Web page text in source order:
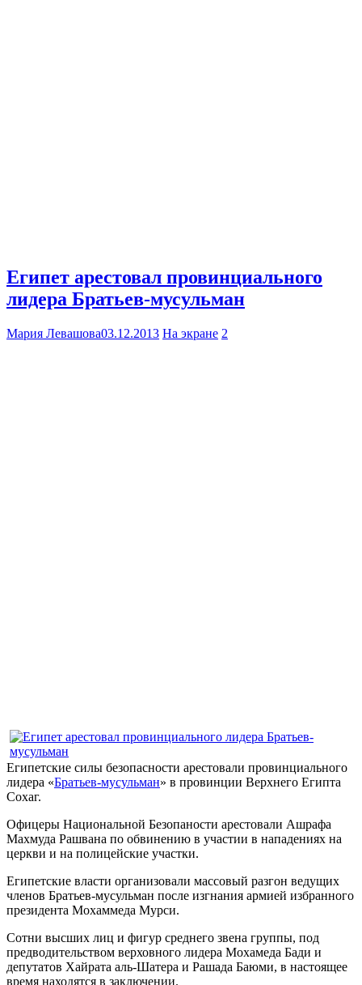
Египет арестовал провинциального
лидера Братьев-мусульман
Мария Левашова03.12.2013 На экране 2
Египетские силы безопасности арестовали провинциального
лидера «Братьев-мусульман» в провинции Верхнего Египта
Сохаг.
Офицеры Национальной Безопаности арестовали Ашрафа
Махмуда Рашвана по обвинению в участии в нападениях на
церкви и на полицейские участки.
Египетские власти организовали массовый разгон ведущих
членов Братьев-мусульман после изгнания армией избранного
президента Мохаммеда Мурси.
Сотни высших лиц и фигур среднего звена группы, под
предводительством верховного лидера Мохамеда Бади и
депутатов Хайрата аль-Шатера и Рашада Баюми, в настоящее
время находятся в заключении.